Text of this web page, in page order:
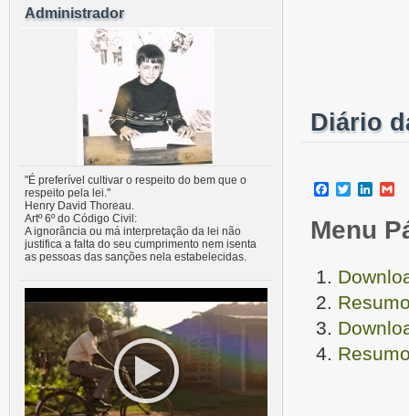
Diário
Facebook
Twitter
Menu
Administrador
"É preferível cultivar o respeito do bem que o
respeito pela lei."
Henry David Thoreau.
Artº 6º do Código Civil:
A ignorância ou má interpretação da lei não
justifica a falta do seu cumprimento nem isenta
as pessoas das sanções nela estabelecidas.